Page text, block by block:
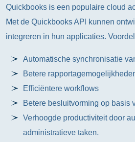
Quickbooks is een populaire cloud
Met de Quickbooks API kunnen
integreren in hun applicaties.
Automatische synchronisatie
Betere
Efficiëntere workflows
Betere besluitvorming op basis
Verhoogde productiviteit door
administratieve taken.